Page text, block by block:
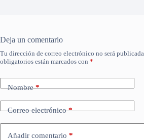
Deja un comentario
Tu dirección de correo electrónico no será publicada.
obligatorios están marcados con *
Nombre*
Correo electrónico*
Añadir comentario *